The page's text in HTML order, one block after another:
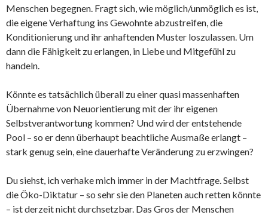
Menschen begegnen. Fragt sich, wie möglich/unmöglich es ist,
die eigene Verhaftung ins Gewohnte abzustreifen, die
Konditionierung und ihr anhaftenden Muster loszulassen. Um
dann die Fähigkeit zu erlangen, in Liebe und Mitgefühl zu
handeln.
Könnte es tatsächlich überall zu einer quasi massenhaften
Übernahme von Neuorientierung mit der ihr eigenen
Selbstverantwortung kommen? Und wird der entstehende
Pool – so er denn überhaupt beachtliche Ausmaße erlangt –
stark genug sein, eine dauerhafte Veränderung zu erzwingen?
Du siehst, ich verhake mich immer in der Machtfrage. Selbst
die Öko-Diktatur – so sehr sie den Planeten auch retten könnte
– ist derzeit nicht durchsetzbar. Das Gros der Menschen